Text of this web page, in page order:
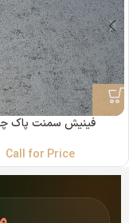
فینیش سمنت پاک
Call for Price